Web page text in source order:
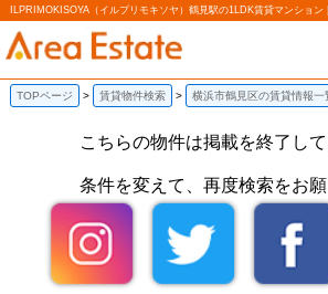
ILPRIMOKISOYA（イルプリモキソヤ）鶴見駅の1LDK賃貸マンション
TOPページ 賃貸物件検索 横浜市鶴見区の賃貸情報一
こちらの物件は掲載を終了して
条件を変えて、再度検索をお願